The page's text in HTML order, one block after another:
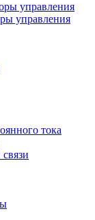
управления
управления
тока